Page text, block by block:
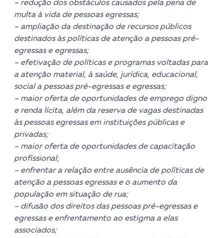
– redução dos obstáculos causados pela pena de
multa à vida de pessoas egressas;
– ampliação da destinação de recursos públicos
destinados às políticas de atenção a pessoas pré-
egressas e egressas;
– efetivação de políticas e programas voltadas para
a atenção material, à saúde, jurídica, educacional,
social a pessoas pré-egressas e egressas;
– maior oferta de oportunidades de emprego digno
e renda lícita, além da reserva de vagas destinadas
às pessoas egressas em instituições públicas e
privadas;
– maior oferta de oportunidades de capacitação
profissional;
– enfrentar a relação entre ausência de políticas de
atenção a pessoas egressas e o aumento da
população em situação de rua;
– difusão dos direitos das pessoas pré-egressas e
egressas e enfrentamento ao estigma a elas
associados;